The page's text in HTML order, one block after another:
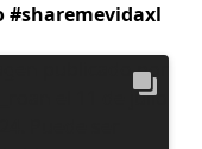
#sharemevidaxl